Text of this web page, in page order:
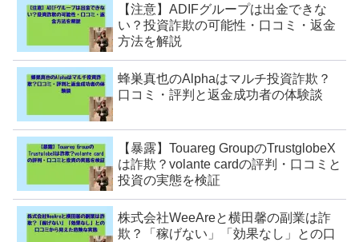
【注意】ADIFグループは出金できな
い？投資詐欺の可能性・口コミ・返金
方法を解説
蜂巣真也のAlphaはマルチ投資詐欺？
口コミ・評判と返金成功者の体験談
【暴露】Touareg GroupのTrustglobeX
は詐欺？volante cardの評判・口コミと
投資の実態を検証
株式会社WeeAreと横田馨の副業は詐
欺？「稼げない」「効果なし」との口